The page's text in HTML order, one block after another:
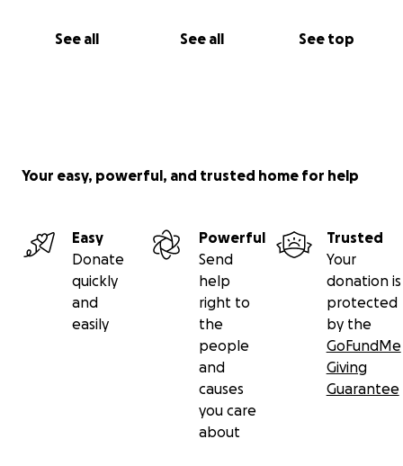
See all See all See top
Your easy, powerful, and trusted home for help
Easy
Donate
quickly
and
easily
Powerful
Send
help
right to
the
people
and
causes
you care
about
Trusted
Your
donation is
protected
by the
GoFundMe
Giving
Guarantee